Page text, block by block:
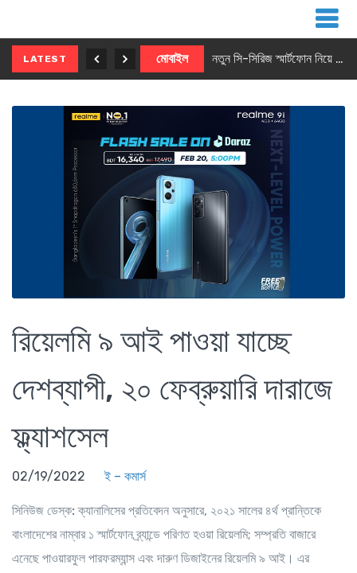
LATEST মোবাইল নতুন সি-সিরিজ স্মার্টফোন নিয়ে আসছে রিয়েলমি
রিয়েলমি ৯ আই পাওয়া যাচ্ছে
দেশব্যাপী, ২০ ফেব্রুয়ারি দারাজে
ফ্ল্যাশসেল
02/19/2022 ই – কমার্স
সিনিউজ ডেস্ক: ক্যানালিসের প্রতিবেদন অনুসারে, ২০২১ সালের ৪র্থ প্রান্তিকে
বাংলাদেশের নাম্বার ১ স্মার্টফোন ব্র্যান্ডে পরিণত হওয়া রিয়েলমি; সম্প্রতি বাজারে
এনেছে পাওয়ারফুল পারফরম্যান্স এবং দারুণ ডিজাইনের রিয়েলমি ৯ আই। এর